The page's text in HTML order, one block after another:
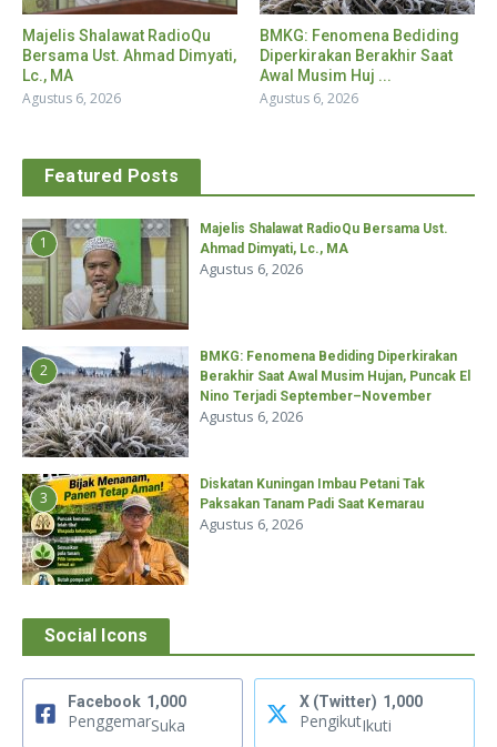
Majelis Shalawat RadioQu
Bersama Ust. Ahmad Dimyati,
Lc., MA
Agustus 6, 2026
BMKG: Fenomena Bediding
Diperkirakan Berakhir Saat
Awal Musim Huj ...
Agustus 6, 2026
Featured Posts
1
Majelis Shalawat RadioQu Bersama Ust.
Ahmad Dimyati, Lc., MA
Agustus 6, 2026
2
BMKG: Fenomena Bediding Diperkirakan
Berakhir Saat Awal Musim Hujan, Puncak El
Nino Terjadi September–November
Agustus 6, 2026
3
Diskatan Kuningan Imbau Petani Tak
Paksakan Tanam Padi Saat Kemarau
Agustus 6, 2026
Social Icons
Facebook 1,000
PenggemarSuka
X (Twitter) 1,000
PengikutIkuti